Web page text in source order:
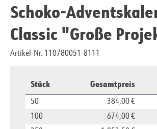
Schoko-
Classic "Große
Artikel-Nr. 110780051-8111
Stück Gesamtpreis
50 384,00 €
100
674,00 €